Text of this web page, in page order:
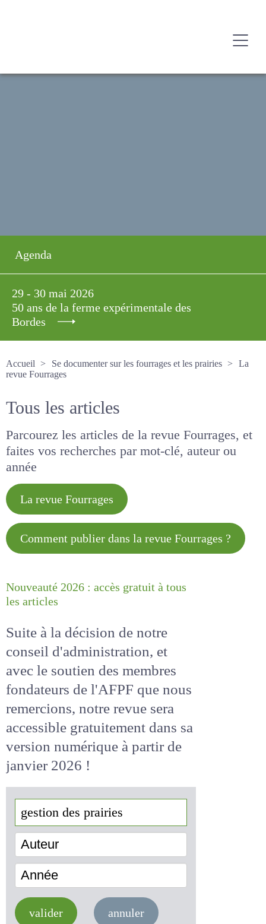
Agenda
29 - 30 mai 2026
50 ans de la ferme expérimentale des
Bordes
Accueil
Se documenter sur les fourrages et les prairies
La revue Fourrages
Tous les articles
Parcourez les articles de la revue Fourrages, et
faites vos recherches par mot-clé, auteur ou
année
La revue Fourrages
Comment publier dans la revue
Nouveauté 2026 : accès gratuit à
Suite à la décision de notre
conseil d'administration, et
avec le soutien des membres
fondateurs de l'AFPF que nous
remercions, notre revue sera
accessiblegratuitementdans
sa version numérique
de janvier 2026 !
Auteur